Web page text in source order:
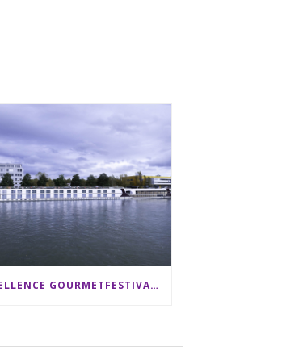
EXCELLENCE GOURMETFESTIVAL ´25: ZWEI STERNEKÖCHE ANTONIO GUIDA & DARIO MORESCO VERWÖHNEN IHRE GÄSTE AUF EINER LUXERIÖSEN SCHIFFSREISE